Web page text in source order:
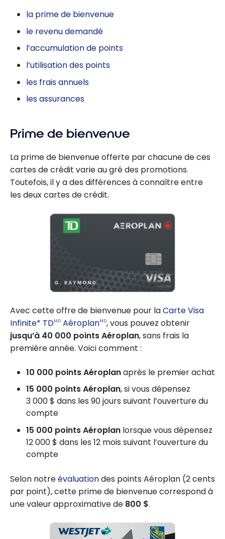
la prime de bienvenue
le revenu demandé
l’accumulation de points
l’utilisation des points
les frais annuels
les assurances
Prime de bienvenue
La prime de bienvenue offerte par chacune de ces
cartes de crédit varie au gré des promotions.
Toutefois, il y a des différences à connaître entre
les deux cartes de crédit.
Avec cette offre de bienvenue pour laCarte Visa
Infinite* TDMD AéroplanMD, vous pouvez obtenir
jusqu’à 40 000 points Aéroplan, sans frais la
première année. Voici comment :
10 000 points Aéroplanaprès le premier achat
15 000 points Aéroplan, si vous dépensez
3 000 $ dans les 90 jours suivant l’ouverture du
compte
15 000 points Aéroplan lorsque vous dépensez
12 000 $ dans les 12 mois suivant l’ouverture du
compte
Selon notreévaluationdes points Aéroplan (2 cents
par point), cette prime de bienvenue correspond à
une valeur approximative de 800 $.